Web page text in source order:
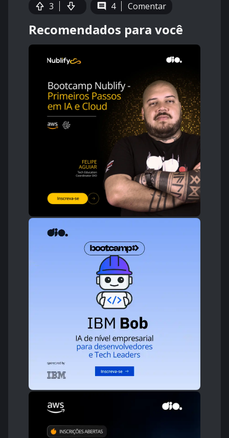
3 4 Comentar
Recomendados para você